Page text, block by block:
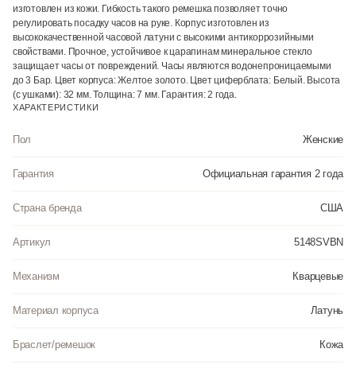
изготовлен из кожи. Гибкость такого ремешка позволяет точно
регулировать посадку часов на руке. Корпус изготовлен из
высококачественной часовой латуни с высокими антикоррозийными
свойствами. Прочное, устойчивое к царапинам минеральное стекло
защищает часы от повреждений. Часы являются водонепроницаемыми
до 3 Бар. Цвет корпуса: Желтое золото. Цвет циферблата: Белый. Высота
(с ушками): 32 мм. Толщина: 7 мм. Гарантия: 2 года.
ХАРАКТЕРИСТИКИ
Пол Женские
Гарантия Официальная гарантия 2 года
Страна бренда США
Артикул 5148SVBN
Механизм Кварцевые
Материал корпуса Латунь
Браслет/ремешок Кожа